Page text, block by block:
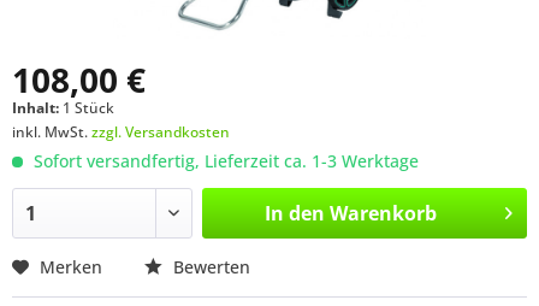
108,00 €
Inhalt: 1 Stück
inkl. MwSt.zzgl. Versandkosten
Sofort versandfertig, Lieferzeit ca. 1-3 Werktage
In den Warenkorb
Merken Bewerten